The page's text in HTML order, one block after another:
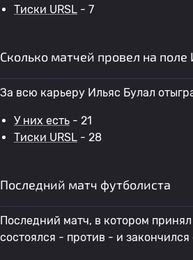
Тиски URSL - 7
Сколько матчей провел на поле
За всю карьеру Ильяс Булал
У них есть - 21
Тиски URSL - 28
Последний матч футболиста
Последний матч, в котором
состоялся - против - и закончился